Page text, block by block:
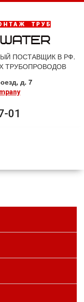
ПОСТАВЩИК В РФ.
ТРУБОПРОВОДОВ
д. 7
01